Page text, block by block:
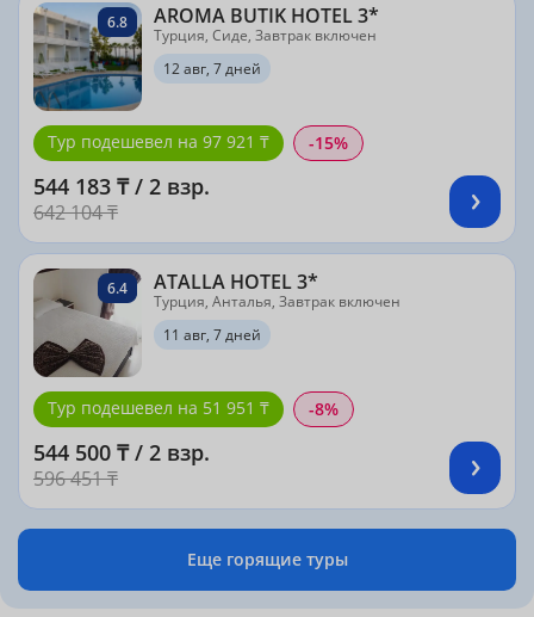
6.8 AROMA BUTIK HOTEL 3*
Турция, Сиде, Завтрак включен
12 авг, 7 дней
Тур подешевел на 97 921 ₸ -15%
544 183 ₸ / 2 взр.
642 104 ₸
6.4 ATALLA HOTEL 3*
Турция, Анталья, Завтрак включен
11 авг, 7 дней
Тур подешевел на 51 951 ₸ -8%
544 500 ₸ / 2 взр.
596 451 ₸
Еще горящие туры